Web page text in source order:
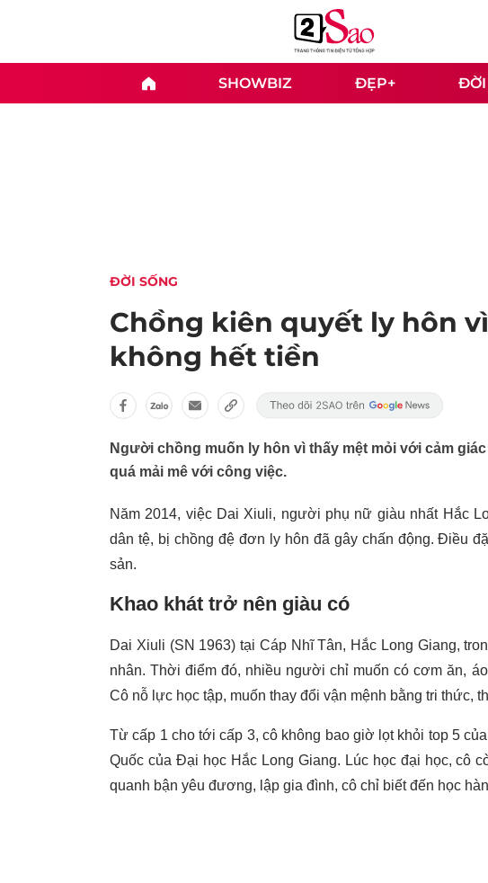
SHOWBIZ ĐẸP+ ĐỜI
ĐỜI SỐNG
Chồng kiên quyết ly hôn
không hết tiền
Người chồng muốn ly hôn vì thấy mệt mỏi với cảm
quá mải mê với công việc.
Năm 2014, việc Dai Xiuli, người phụ nữ giàu nhất Hắc
dân tệ, bị chồng đệ đơn ly hôn đã gây chấn động. Điều
sản.
Khao khát trở nên giàu có
Dai Xiuli (SN 1963) tại Cáp Nhĩ Tân, Hắc Long Giang,
nhân. Thời điểm đó, nhiều người chỉ muốn có cơm ăn,
Cô nỗ lực học tập, muốn thay đổi vận mệnh bằng tri thức,
Từ cấp 1 cho tới cấp 3, cô không bao giờ lọt khỏi top 5
Quốc của Đại học Hắc Long Giang. Lúc học đại học, cô
quanh bận yêu đương, lập gia đình, cô chỉ biết đến học